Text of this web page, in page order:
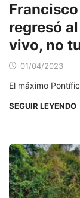
regresó
vivo, no
01/04/2023
El máximo
SEGUIR LEYENDO